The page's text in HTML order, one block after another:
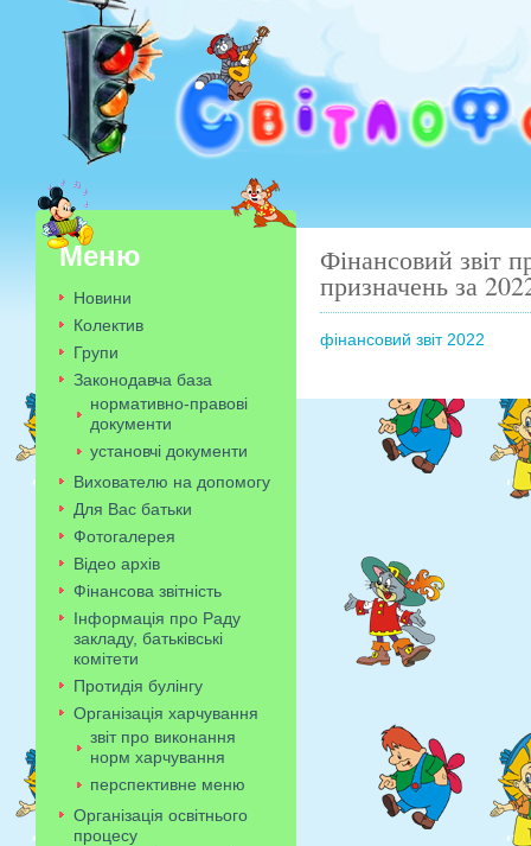
Фінансовий звіт
призначень за
фінансовий звіт 2022
Меню
Новини
Колектив
Групи
Законодавча база
нормативно-правові
документи
установчі документи
Вихователю на допомогу
Для Вас батьки
Фотогалерея
Відео архів
Фінансова звітність
Інформація про Раду
закладу, батьківські
комітети
Протидія булінгу
Організація харчування
звіт про виконання
норм харчування
перспективне меню
Організація освітнього
процесу